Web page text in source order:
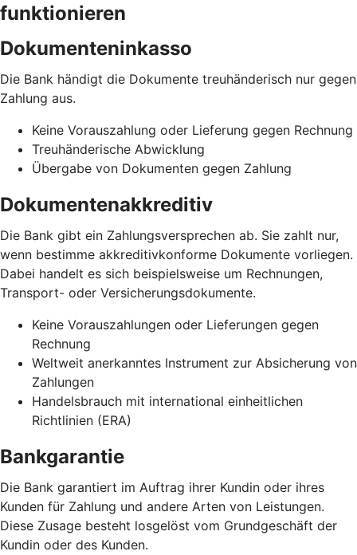
funktionieren
Dokumenteninkasso
Die Bank händigt die Dokumente treuhänderisch nur gegen
Zahlung aus.
Keine Vorauszahlung oder Lieferung gegen Rechnung
Treuhänderische Abwicklung
Übergabe von Dokumenten gegen Zahlung
Dokumentenakkreditiv
Die Bank gibt ein Zahlungsversprechen ab. Sie zahlt nur,
wenn bestimme akkreditivkonforme Dokumente vorliegen.
Dabei handelt es sich beispielsweise um Rechnungen,
Transport- oder Versicherungsdokumente.
Keine Vorauszahlungen oder Lieferungen gegen
Rechnung
Weltweit anerkanntes Instrument zur Absicherung von
Zahlungen
Handelsbrauch mit international einheitlichen
Richtlinien (ERA)
Bankgarantie
Die Bank garantiert im Auftrag ihrer Kundin oder ihres
Kunden für Zahlung und andere Arten von Leistungen.
Diese Zusage besteht losgelöst vom Grundgeschäft der
Kundin oder des Kunden.